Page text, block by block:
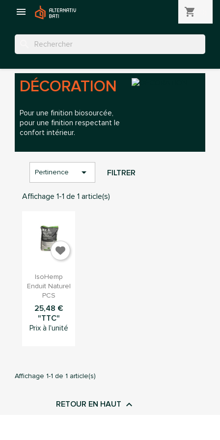
 shopping_cart
DÉCORATION
Pour une finition biosourcée,
pour une finition respectant le
confort intérieur.
Pertinence  FILTRER
Affichage 1-1 de 1 article(s)
Aperçu
rapide
IsoHemp
Enduit Naturel
PCS
25,48 €
"TTC"
Prix à l'unité
Affichage 1-1 de 1 article(s)
RETOUR EN HAUT 
Connection
produits dans votre liste d'envie
Annuler